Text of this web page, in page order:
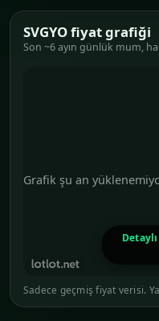
SVGYO fiyat grafiği
Son ~6 ayın günlük mum,
Grafik şu an
Sadece geçmiş fiyat verisi.